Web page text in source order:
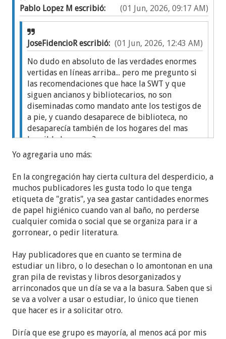
(01 Jun, 2026, 09:17 AM)
Pablo Lopez M escribió:
(01 Jun, 2026, 12:43 AM)
JoseFidencioR escribió:
No dudo en absoluto de las verdades enormes
vertidas en líneas arriba... pero me pregunto si
las recomendaciones que hace la SWT y que
siguen ancianos y bibliotecarios, no son
diseminadas como mandato ante los testigos de
a pie, y cuando desaparece de biblioteca, no
desaparecía también de los hogares del mas
humilde hermano?
Lo que he podido notar de mi propio entorno es
que en este tipo de anuncios se dan dos escenarios:
-El publicador que toma como suyo ese anuncio y
destruye lo que tenga en su biblioteca personal sin
objetar nada
cuenta que no tiene esa publicacion y busca con
desesperacion quien lo tenga para recuperarlo
Conozco quienes tienen una biblioteca robusta
donde destacan las publicaciones que ya se
descontinuaron e incluso aquellas donde se
se jactan de ello.
Yo agregaria uno más:
En la congregación hay cierta cultura del desperdicio, a
muchos publicadores les gusta todo lo que tenga
etiqueta de "gratis", ya sea gastar cantidades enormes
de papel higiénico cuando van al baño, no perderse
cualquier comida o social que se organiza para ir a
gorronear, o pedir literatura.
Hay publicadores que en cuanto se termina de
estudiar un libro, o lo desechan o lo amontonan en una
gran pila de revistas y libros desorganizados y
arrinconados que un día se va a la basura. Saben que si
se va a volver a usar o estudiar, lo único que tienen
que hacer es ir a solicitar otro.
Diría que ese grupo es mayoría, al menos acá por mis